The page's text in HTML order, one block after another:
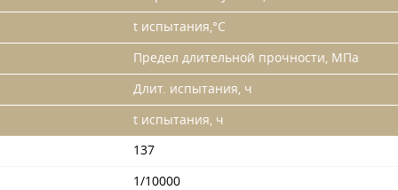
t испытания,°С
Предел длительной прочности, МПа
Длит. испытания, ч
t испытания, ч
137
1/10000